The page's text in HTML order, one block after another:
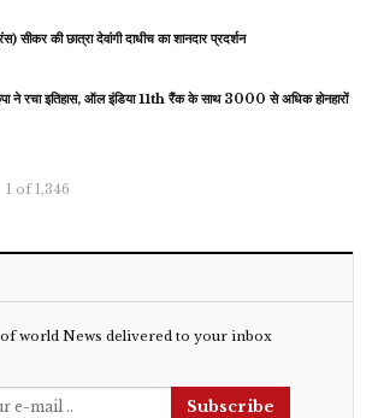
सीकर की छात्रा देवांगी दाधीच का शानदार प्रदर्शन
इतिहास, ऑल इंडिया 11th रैंक के साथ 3000 से अधिक होनहारों
1 of 1,346
of world News delivered to your inbox
Subscribe